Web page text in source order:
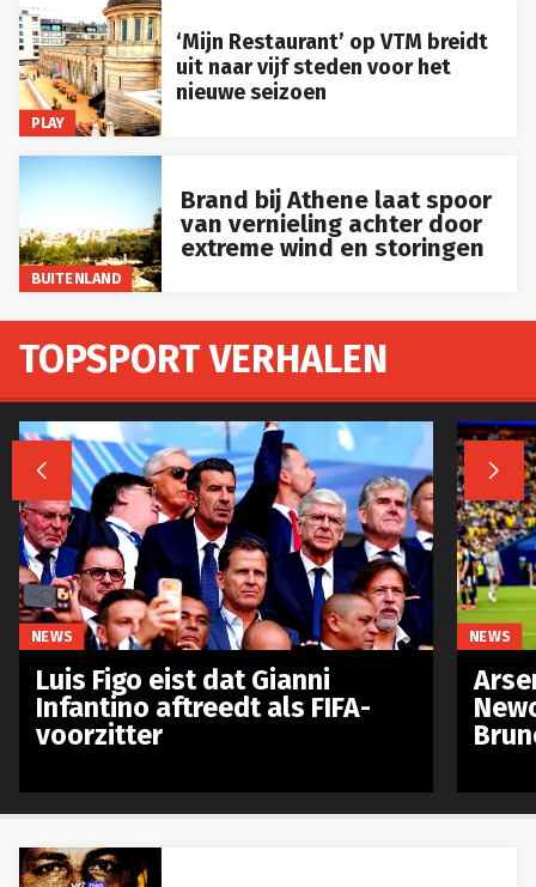
PLAY
‘Mijn Restaurant’ op VTM breidt
uit naar vijf steden voor het
nieuwe seizoen
BUITENLAND
Brand bij Athene laat spoor
van vernieling achter door
extreme wind en storingen
TOPSPORT VERHALEN
 
NEWS
Luis Figo eist dat Gianni
Infantino aftreedt als FIFA-
voorzitter
NEWS